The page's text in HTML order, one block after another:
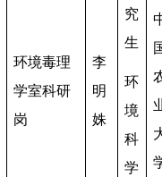
环境毒理
学室科研
岗
李
明
姝
究
生
环
境
科
学